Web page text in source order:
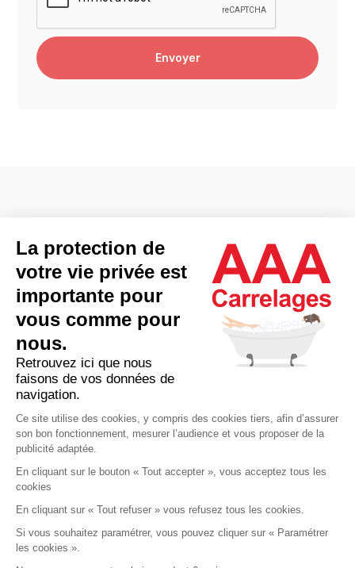
137 bd. Chanzy
93100 Montreuil Sous-Bois
01 48 51 75 34
Porte de Bagnolet
NOS PRODUITS
Produits généralement stockés
Carrelages
Salle de bain
Cuisine
INSPIRATION
Réalisations
Tendances
INFORMATIONS
Contactez-nous
Notre magasin
La protection de
votre vie privée est
importante pour
vous comme pour
nous.
Retrouvez ici que nous
faisons de vos données de
navigation.
Ce site utilise des cookies, y compris des cookies tiers, afin d’assurer
son bon fonctionnement, mesurer l’audience et vous proposer de la
publicité adaptée.
En cliquant sur le bouton « Tout accepter », vous acceptez tous les
cookies
En cliquant sur « Tout refuser » vous refusez tous les cookies.
Si vous souhaitez paramétrer, vous pouvez cliquer sur « Paramétrer
les cookies ».